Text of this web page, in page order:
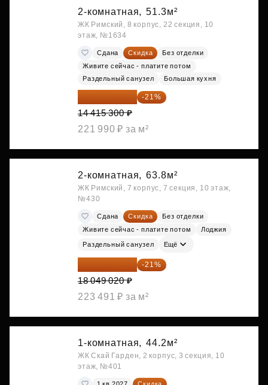
2-комнатная, 51.3м²
ЖК Римский, 8 корпус, 22 секция, 10
этаж, №1634
Сдана Скидка
Без отделки
Живите сейчас - платите потом
Раздельный санузел
Большая кухня
11 388 087 ₽ -21%
14 415 300 ₽
221 990 ₽ за м²
2-комнатная, 63.8м²
ЖК Римский, 7 корпус, 7 секция, 10 этаж,
№430
Сдана Скидка
Без отделки
Живите сейчас - платите потом
Лоджия
Раздельный санузел Ещё
14 258 726 ₽ -21%
18 049 020 ₽
223 491 ₽ за м²
1-комнатная, 44.2м²
ЖК Скай Гарден, 2 корпус, 3 секция, 10
этаж, №401
1 кв 2027
Скидка